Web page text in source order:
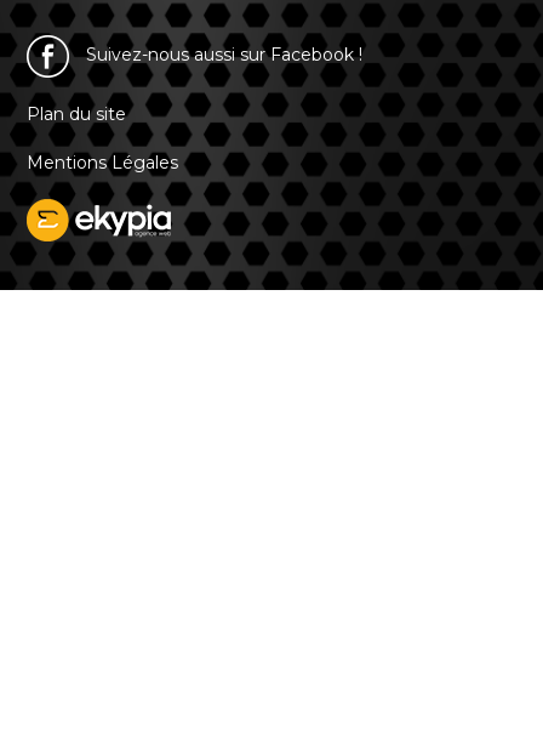
Suivez-nous aussi sur Facebook !
Plan du site
Mentions Légales